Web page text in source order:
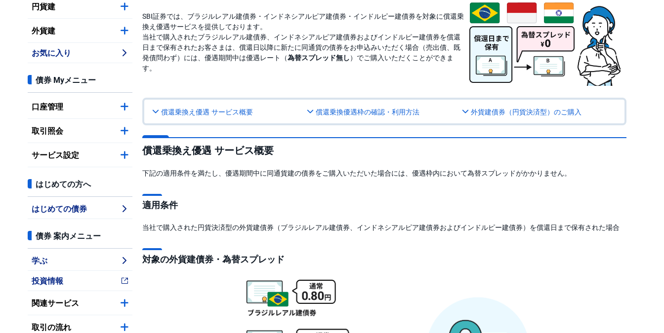
円貨建
外貨建
お気に入り
債券 Myメニュー
口座管理
取引照会
サービス設定
はじめての方へ
はじめての債券
債券 案内メニュー
学ぶ
投資情報
関連サービス
取引の流れ
SBI証券では、ブラジルレアル建債券・インドネシアルピア建債券・インドルピー建債券を対象に償還乗
換え優遇サービスを提供しております。
当社で購入されたブラジルレアル建債券、インドネシアルピア建債券およびインドルピー建債券を償還
日まで保有されたお客さまは、償還日以降に新たに同通貨の債券をお申込みいただく場合（売出債、既
発債問わず）には、優遇期間中は優遇レート（為替スプレッド無し）でご購入いただくことができま
す。
償還乗換え優遇 サービス概要 償還乗換優遇枠の確認・利用方法 外貨建債券（円貨決済型）のご購入
償還乗換え優遇 サービス概要
下記の適用条件を満たし、優遇期間中に同通貨建の債券をご購入いただいた場合には、優遇枠内において為替スプレッドがかかりません。
適用条件
当社で購入された円貨決済型の外貨建債券（ブラジルレアル建債券、インドネシアルピア建債券およびインドルピー建債券）を償還日まで保有された場合
対象の外貨建債券・為替スプレッド